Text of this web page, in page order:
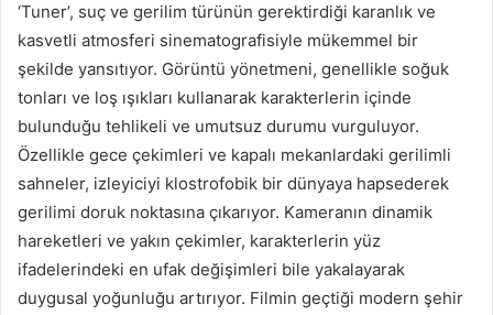
‘Tuner’, suç ve gerilim türünün gerektirdiği karanlık ve
kasvetli atmosferi sinematografisiyle mükemmel bir
şekilde yansıtıyor. Görüntü yönetmeni, genellikle soğuk
tonları ve loş ışıkları kullanarak karakterlerin içinde
bulunduğu tehlikeli ve umutsuz durumu vurguluyor.
Özellikle gece çekimleri ve kapalı mekanlardaki gerilimli
sahneler, izleyiciyi klostrofobik bir dünyaya hapsederek
gerilimi doruk noktasına çıkarıyor. Kameranın dinamik
hareketleri ve yakın çekimler, karakterlerin yüz
ifadelerindeki en ufak değişimleri bile yakalayarak
duygusal yoğunluğu artırıyor. Filmin geçtiği modern şehir